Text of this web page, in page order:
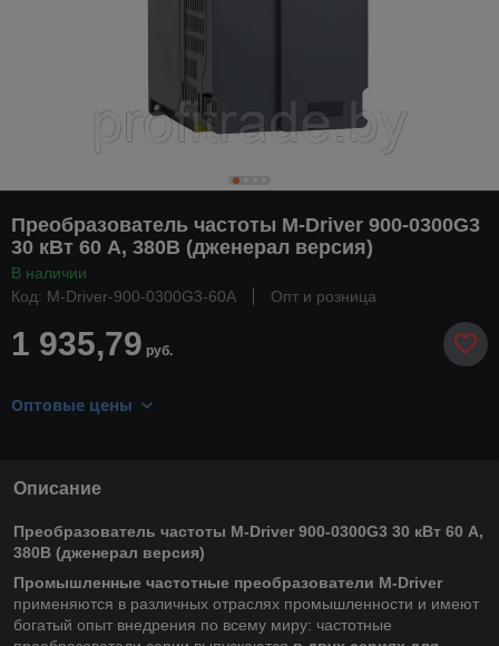
Преобразователь частоты M-Driver 900-0300G3
30 кВт 60 А, 380В (дженерал версия)
В наличии
Код: M-Driver-900-0300G3-60А
Опт и розница
1 935,79 руб.
Оптовые цены
Описание
Преобразователь частоты M-Driver 900-0300G3 30 кВт 60 А,
380В (дженерал версия)
Промышленные частотные преобразователи M-Driver
применяются в различных отраслях промышленности и имеют
богатый опыт внедрения по всему миру: частотные